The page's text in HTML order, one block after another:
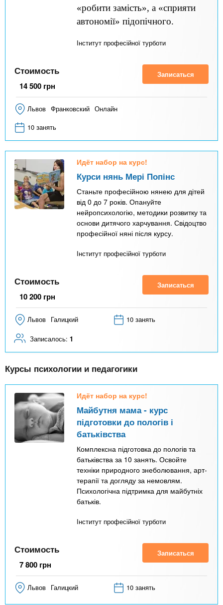
«робити замість», а «сприяти
автономії» підопічного.
Інститут професійної турботи
Стоимость
14 500 грн
Записаться
Львов Франковский Онлайн
10 занять
Идёт набор на курс!
Курси нянь Мері Попінс
Станьте професійною нянею для дітей
від 0 до 7 років. Опануйте
нейропсихологію, методики розвитку та
основи дитячого харчування. Свідоцтво
професійної няні після курсу.
Інститут професійної турботи
Стоимость
10 200 грн
Записаться
Львов Галицкий 10 занять
Записалось: 1
Курсы психологии и педагогики
Идёт набор на курс!
Майбутня мама - курс
підготовки до пологів і
батьківства
Комплексна підготовка до пологів та
батьківства за 10 занять. Освойте
техніки природного знеболювання, арт-
терапії та догляду за немовлям.
Психологічна підтримка для майбутніх
батьків.
Інститут професійної турботи
Стоимость
7 800 грн
Записаться
Львов Галицкий 10 занять